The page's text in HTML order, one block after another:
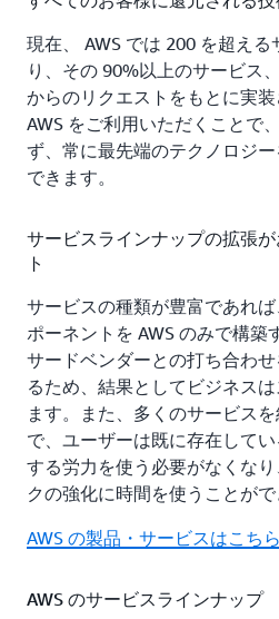
現在、 AWS では 200 を超え
り、その 90%以上のサービス
からのリクエストをもとに実装
AWS をご利用いただくことで
ず、常に最先端のテクノロジ
できます。
サービスラインナップの拡張
ト
サービスの種類が豊富であれ
ポーネントを AWS のみで構築
サードベンダーとの打ち合わ
るため、結果としてビジネス
ます。また、多くのサービス
で、ユーザーは既に存在して
する労力を使う必要がなくな
クの強化に時間を使うことがで
AWS の製品・サービスはこち
AWS のサービスラインナップ